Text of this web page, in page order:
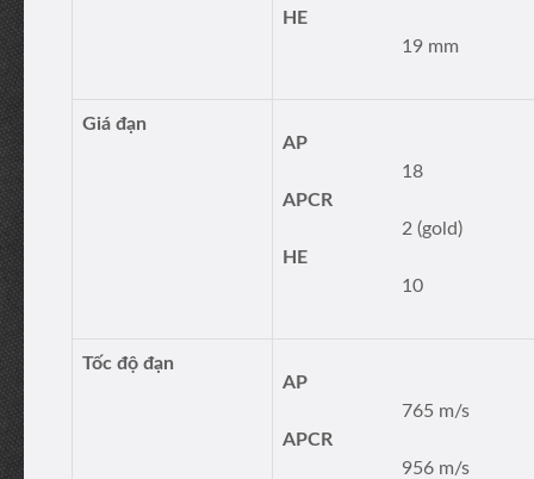
HE
19 mm
Giá đạn
AP
18
APCR
2 (gold)
HE
10
Tốc độ đạn
AP
765 m/s
APCR
956 m/s